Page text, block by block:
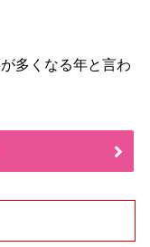
多くなる年と言わ